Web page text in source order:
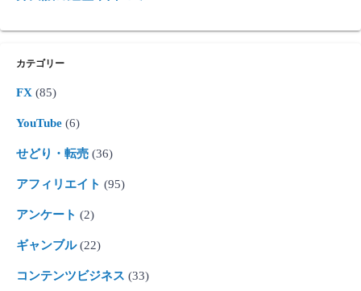
カテゴリー
FX (85)
YouTube (6)
せどり・転売 (36)
アフィリエイト (95)
アンケート (2)
ギャンブル(22)
コンテンツビジネス (33)